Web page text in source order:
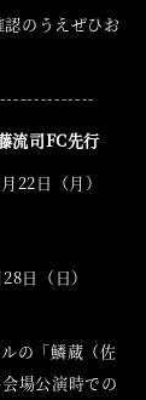
のうえぜひお
流司FC先行
22日（月）
日（日）
の「鱗蔵（佐
場公演時での